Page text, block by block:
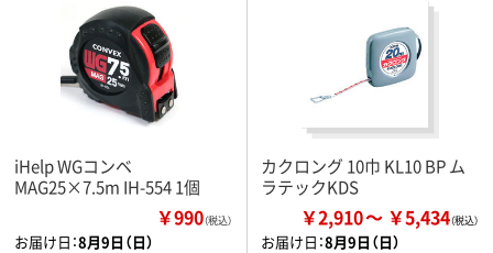
iHelp WGコンベ
MAG25×7.5m IH-554 1個
￥990（税込）
お届け日：8月9日（日）
カクロング 10巾 KL10 BP ム
ラテックKDS
￥2,910 ￥5,434
お届け日：8月9日（日）